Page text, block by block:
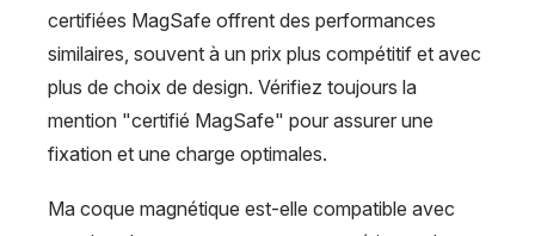
certifiées MagSafe offrent des performances
similaires, souvent à un prix plus compétitif et avec
plus de choix de design. Vérifiez toujours la
mention "certifié MagSafe" pour assurer une
fixation et une charge optimales.
Ma coque magnétique est-elle compatible avec